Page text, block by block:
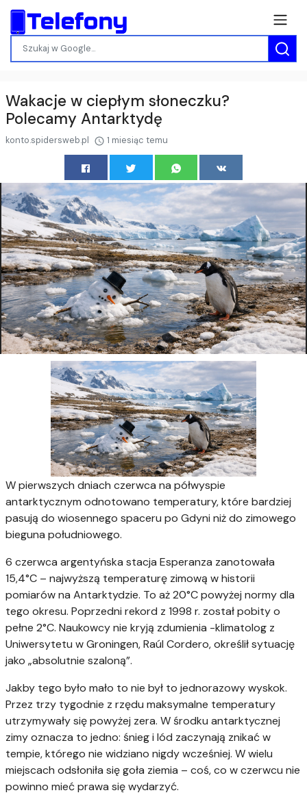
Wakacje w ciepłym słoneczku?
Polecamy Antarktydę
konto.spidersweb.pl 1 miesiąc temu
W pierwszych dniach czerwca na półwyspie
antarktycznym odnotowano temperatury, które bardziej
pasują do wiosennego spaceru po Gdyni niż do zimowego
bieguna południowego.
6 czerwca argentyńska stacja Esperanza zanotowała
15,4°C – najwyższą temperaturę zimową w historii
pomiarów na Antarktydzie. To aż 20°C powyżej normy dla
tego okresu. Poprzedni rekord z 1998 r. został pobity o
pełne 2°C. Naukowcy nie kryją zdumienia -klimatolog z
Uniwersytetu w Groningen, Raúl Cordero, określił sytuację
jako „absolutnie szaloną”.
Jakby tego było mało to nie był to jednorazowy wyskok.
Przez trzy tygodnie z rzędu maksymalne temperatury
utrzymywały się powyżej zera. W środku antarktycznej
zimy oznacza to jedno: śnieg i lód zaczynają znikać w
tempie, którego nie widziano nigdy wcześniej. W wielu
miejscach odsłoniła się goła ziemia – coś, co w czerwcu nie
powinno mieć prawa się wydarzyć.